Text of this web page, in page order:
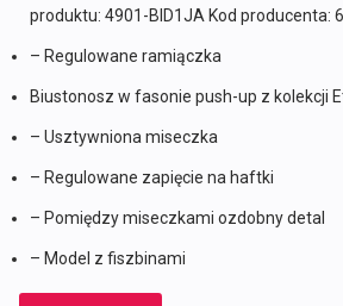
produktu: 4901-BID1JA Kod producenta:
– Regulowane ramiączka
Biustonosz w fasonie push-up z kolekcji
– Usztywniona miseczka
– Regulowane zapięcie na haftki
– Pomiędzy miseczkami ozdobny detal
– Model z fiszbinami